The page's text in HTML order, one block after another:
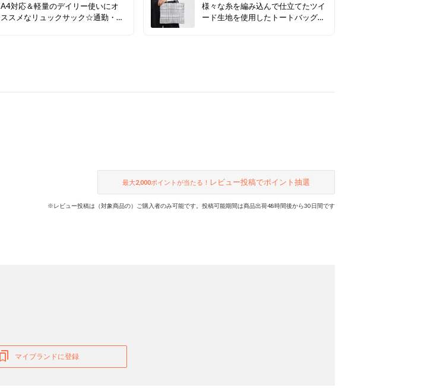
A4対応＆軽量のデイリー使いにオ
ススメなリュックサック☆通勤・通
様々な糸を編み込んで仕立てたツイ
ード生地を使用したトートバッグ☆
最大2,000ポイントが当たる！ レビュー投稿でポイント抽選
※レビュー投稿は（対象商品の）ご購入者のみ可能です。投稿可能期間は商品出荷48時間後から30日間です
マイブランドに登録